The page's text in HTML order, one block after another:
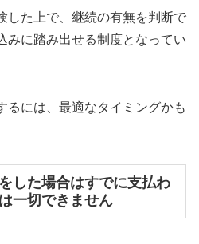
した上で、継続の有無を判断で
みに踏み出せる制度となってい
るには、最適なタイミングかも
した場合はすでに支払わ
一切できません